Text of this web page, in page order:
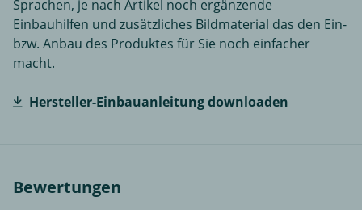
Sprachen, je nach Artikel noch ergänzende
Einbauhilfen und zusätzliches Bildmaterial das den Ein-
bzw. Anbau des Produktes für Sie noch einfacher
macht.
Hersteller-Einbauanleitung downloaden
Bewertungen